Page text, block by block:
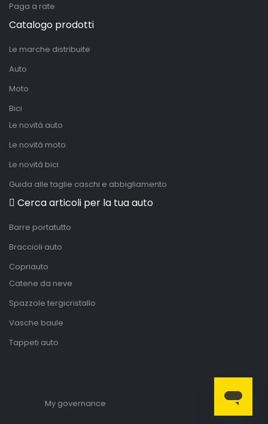
Paga a rate
Catalogo prodotti
Le marche distribuite
Auto
Moto
Bici
Le novità auto
Le novità moto
Le novità bici
Guida alle taglie caschi e abbigliamento
Cerca articoli per la tua auto
Barre portatutto
Braccioli auto
Copriauto
Catene da neve
Spazzole tergicristallo
Vasche baule
Tappeti auto
My governance